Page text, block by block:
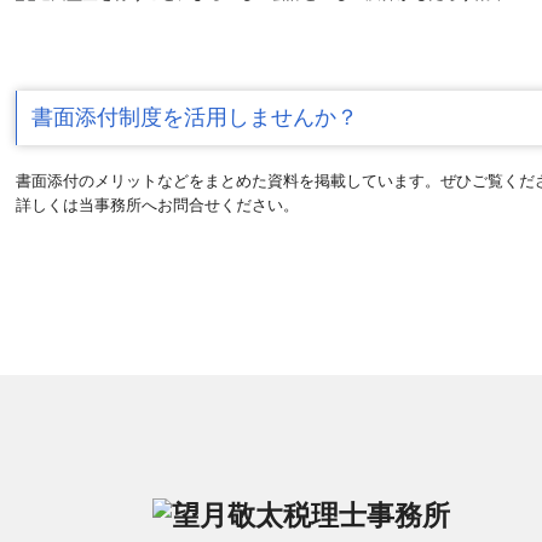
書面添付制度を活用しませんか？
書面添付のメリットなどをまとめた資料を掲載しています。ぜひご覧くだ
詳しくは当事務所へお問合せください。